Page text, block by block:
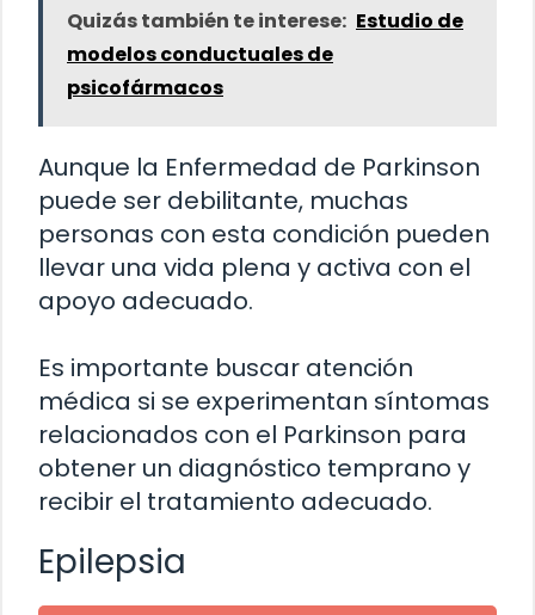
Quizás también te interese: Estudio de
modelos conductuales de
psicofármacos
Aunque la Enfermedad de Parkinson
puede ser debilitante, muchas
personas con esta condición pueden
llevar una vida plena y activa con el
apoyo adecuado.
Es importante buscar atención
médica si se experimentan síntomas
relacionados con el Parkinson para
obtener un diagnóstico temprano y
recibir el tratamiento adecuado.
Epilepsia